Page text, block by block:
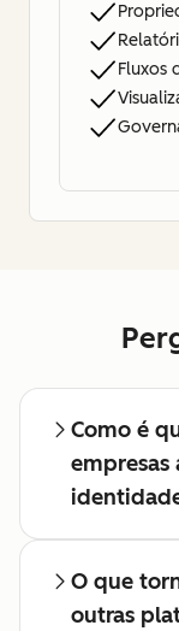
Fluxos
Como é
empresas
O que
outras